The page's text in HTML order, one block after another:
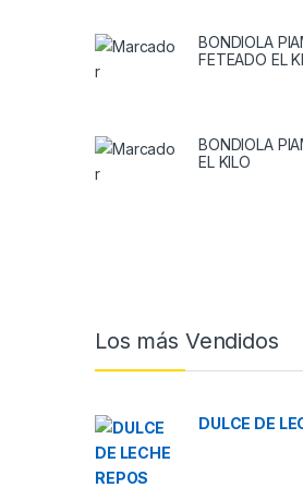
BONDIOLA
FETEADO EL
BONDIOLA
EL KILO
Brands Carousel
Los más Vendidos
DULCE DE